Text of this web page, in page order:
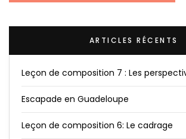
ARTICLES RÉCENTS
Leçon de composition 7 : Les
Escapade en Guadeloupe
Leçon de composition 6: Le cadrage